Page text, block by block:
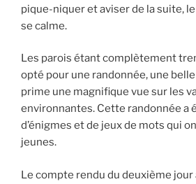
pique-niquer et aviser de la suite,
se calme.
Les parois étant complètement
opté pour une randonnée, une
prime une magnifique vue sur les
environnantes. Cette randonnée a
d’énigmes et de jeux de mots qui
jeunes.
Le compte rendu du deuxième jour